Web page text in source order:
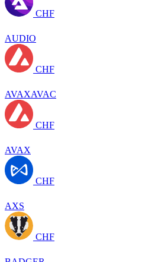
CHF
AUDIO
CHF
AVAXAVAC
CHF
AVAX
CHF
AXS
CHF